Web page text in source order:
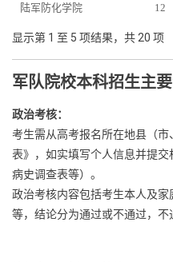
陆军防化学院 12
显示第 1 至 5 项结果，共 20 项
军队院校本科招生主
政治考核：
考生需从高考报名所在地县（
表》，如实填写个人信息并提交
病史调查表等）。‌‌
政治考核内容包括考生本人及
等，结论分为通过或不通过，不